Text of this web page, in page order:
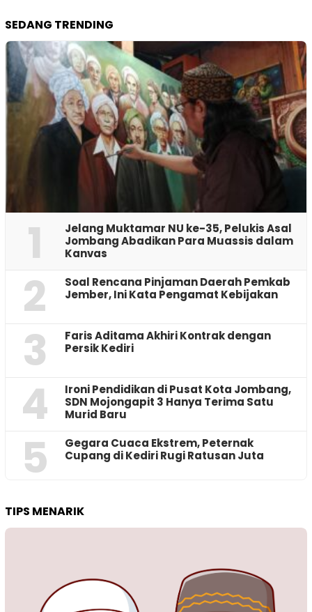
SEDANG TRENDING
1
Jelang Muktamar NU ke-35, Pelukis Asal
Jombang Abadikan Para Muassis dalam
Kanvas
2
‎Soal Rencana Pinjaman Daerah Pemkab
Jember, Ini Kata Pengamat Kebijakan ‎
3
Faris Aditama Akhiri Kontrak dengan
Persik Kediri
4
Ironi Pendidikan di Pusat Kota Jombang,
SDN Mojongapit 3 Hanya Terima Satu
Murid Baru
5
‎Gegara Cuaca Ekstrem, Peternak
Cupang di Kediri Rugi Ratusan Juta
TIPS MENARIK